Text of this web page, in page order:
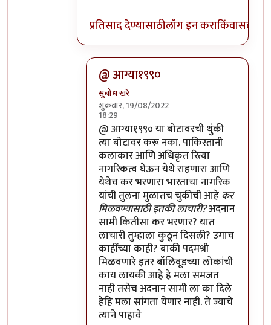
प्रतिसाद देण्यासाठीलॉग इन कराकिंवासदस्य
@ आग्या१९९०
सुबोध खरे
शुक्रवार, 19/08/2022
18:29
In reply toकर तर येथील कलाकारही भरतात.
@ आग्या१९९० या बोटावरची थुंकी
त्या बोटावर करू नका. पाकिस्तानी
कलाकार आणि अधिकृत रित्या
नागरिकत्व घेऊन येथे राहणारा आणि
येथेच कर भरणारा भारताचा नागरिक
यांची तुलना मुळातच चुकीची आहेकर
मिळवण्यासाठी इतकी लाचारी?अदनान
सामी कितीसा कर भरणार? यात
लाचारी तुम्हाला कुठून दिसली? उगाच
काहींच्या काही? बाकी पदमश्री
मिळवणारे इतर बॉलिवूडच्या लोकांची
काय लायकी आहे हे मला समजत
नाही तसेच अदनान सामी ला का दिले
हेहि मला सांगता येणार नाही. ते ज्याचे
त्याने पाहावे